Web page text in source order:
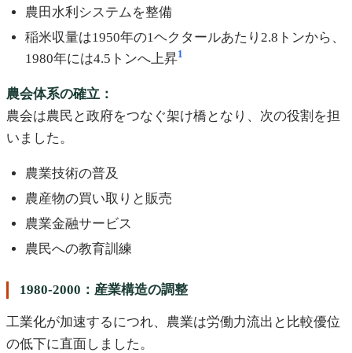
農田水利システムを整備
稲米収量は1950年の1ヘクタールあたり2.8トンから、
1980年には4.5トンへ上昇1
農会体系の確立：
農会は農民と政府をつなぐ架け橋となり、次の役割を担
いました。
農業技術の普及
農産物の買い取りと販売
農業金融サービス
農民への教育訓練
1980-2000：産業構造の調整
工業化が加速するにつれ、農業は労働力流出と比較優位
の低下に直面しました。